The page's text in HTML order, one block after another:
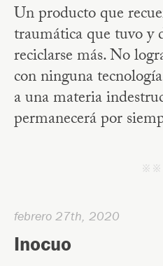
Un producto que
traumática que tuvo y
reciclarse más. No
con ninguna
a una materia
permanecerá por
j j
febrero 27th, 2020
Inocuo